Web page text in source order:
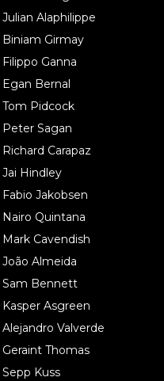
Julian Alaphilippe
Biniam Girmay
Filippo Ganna
Egan Bernal
Tom Pidcock
Peter Sagan
Richard Carapaz
Jai Hindley
Fabio Jakobsen
Nairo Quintana
Mark Cavendish
João Almeida
Sam Bennett
Kasper Asgreen
Alejandro Valverde
Geraint Thomas
Sepp Kuss